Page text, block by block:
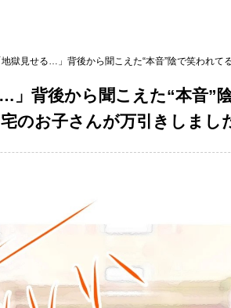
地獄見せる…」背後から聞こえた“本音”陰で笑われて
…」背後から聞こえた“本音”
のお子さんが万引きしまし